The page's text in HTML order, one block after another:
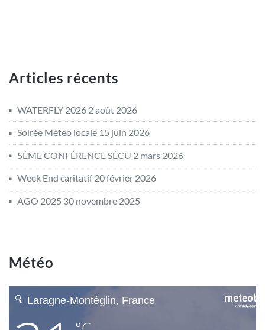
Articles récents
WATERFLY 2026 2 août 2026
Soirée Météo locale 15 juin 2026
5ÈME CONFÉRENCE SÉCU 2 mars 2026
Week End caritatif 20 février 2026
AGO 2025 30 novembre 2025
Météo